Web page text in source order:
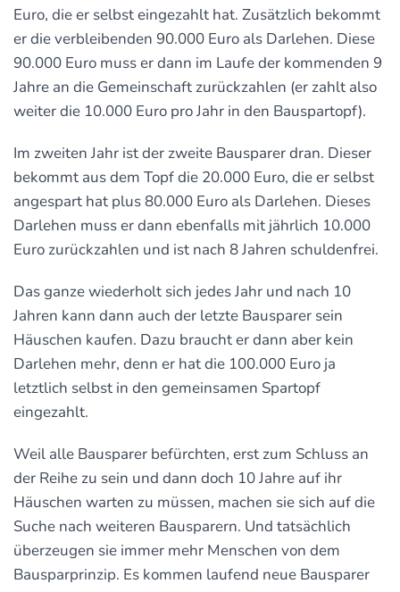
Euro, die er selbst eingezahlt hat. Zusätzlich bekommt
er die verbleibenden 90.000 Euro als Darlehen. Diese
90.000 Euro muss er dann im Laufe der kommenden 9
Jahre an die Gemeinschaft zurückzahlen (er zahlt also
weiter die 10.000 Euro pro Jahr in den Bauspartopf).
Im zweiten Jahr ist der zweite Bausparer dran. Dieser
bekommt aus dem Topf die 20.000 Euro, die er selbst
angespart hat plus 80.000 Euro als Darlehen. Dieses
Darlehen muss er dann ebenfalls mit jährlich 10.000
Euro zurückzahlen und ist nach 8 Jahren schuldenfrei.
Das ganze wiederholt sich jedes Jahr und nach 10
Jahren kann dann auch der letzte Bausparer sein
Häuschen kaufen. Dazu braucht er dann aber kein
Darlehen mehr, denn er hat die 100.000 Euro ja
letztlich selbst in den gemeinsamen Spartopf
eingezahlt.
Weil alle Bausparer befürchten, erst zum Schluss an
der Reihe zu sein und dann doch 10 Jahre auf ihr
Häuschen warten zu müssen, machen sie sich auf die
Suche nach weiteren Bausparern. Und tatsächlich
überzeugen sie immer mehr Menschen von dem
Bausparprinzip. Es kommen laufend neue Bausparer